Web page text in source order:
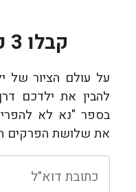
קבלו 3 פרקים בחינם
על עולם הציור של
להבין את ילדכם
בספר "נא לא
את שלושת הפרקים